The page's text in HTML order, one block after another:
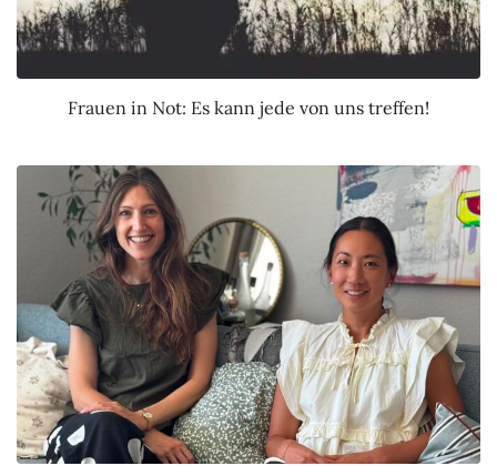
Frauen in Not: Es kann jede von uns treffen!